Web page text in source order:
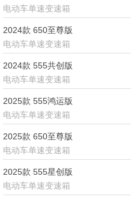
电动车单速变速箱
2024款 650至尊版
电动车单速变速箱
2024款 555共创版
电动车单速变速箱
2025款 555鸿运版
电动车单速变速箱
2025款 650至尊版
电动车单速变速箱
2025款 555星创版
电动车单速变速箱